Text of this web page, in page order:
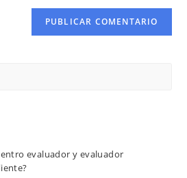
evaluador y evaluador